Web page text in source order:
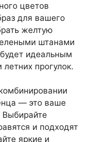
цветов
для вашего
желтую
штанами
идеальным
прогулок.
— это ваше
Выбирайте
и подходят
яркие и